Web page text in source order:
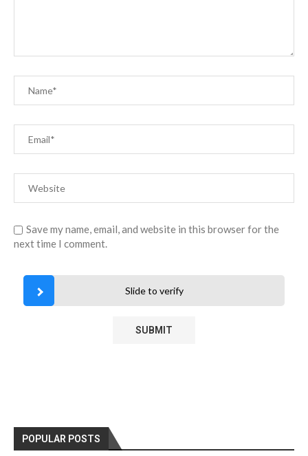
Save my name, email, and website in this browser for the
next time I comment.
Slide to verify
POPULAR POSTS